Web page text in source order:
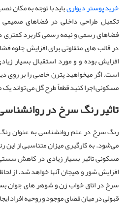
خرید پوستر دیواریباید با توجه به مکان
تکمیل طراحی داخلی در فضاهای
فضاهای رسمی و نیمه رسمی کاربرد کمتری
در قالب های متفاوتی برای افزایش جلوه
افزایش بوده و و مورد استقبال بسیار
است. اگر میخواهید پترن خاصی را بر روی
مسکونی اجرا کنید قطعاً طرح گل می تواند
تاثیر رنگ سرخ در
رنگ سرخ در علم روانشناسی به عنوان
می‌شود. به کارگیری میزان متناسبی از
مسکونی تاثیر بسیار زیادی در کاهش
افزایش شور و هیجان آنها خواهد شد. از
سرخ در اتاق خواب زن و شوهر های جوان
قبولی در میان فضای موجود و روحیه افراد